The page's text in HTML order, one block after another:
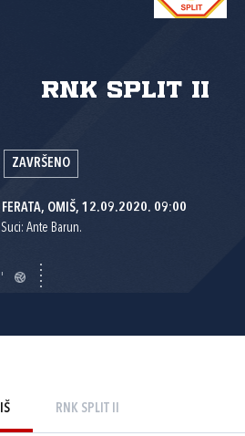
RNK Split II
ZAVRŠENO
FERATA, OMIŠ, 12.09.2020. 09:00
Suci: Ante Barun.
RNK SPLIT II